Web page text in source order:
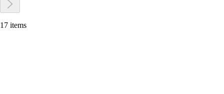
17 items